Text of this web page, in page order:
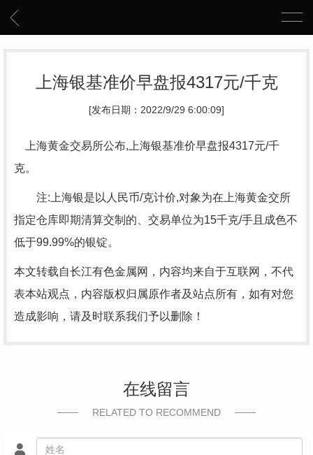
上海银基准价早盘报4317元/千克
[发布日期：2022/9/29 6:00:09]
上海黄金交易所公布,上海银基准价早盘报4317元/千
克。
注:上海银是以人民币/克计价,对象为在上海黄金交所
指定仓库即期清算交制的、交易单位为15千克/手且成色不
低于99.99%的银锭。
本文转载自长江有色金属网，内容均来自于互联网，不代
表本站观点，内容版权归属原作者及站点所有，如有对您
造成影响，请及时联系我们予以删除！
在线留言
RELATED TO RECOMMEND